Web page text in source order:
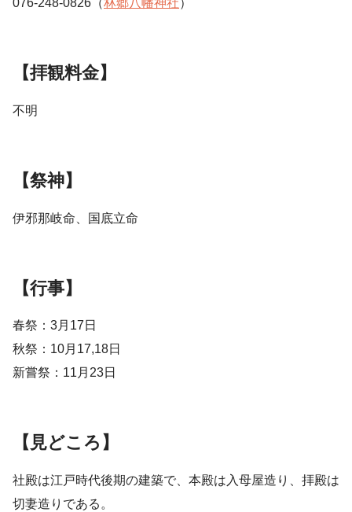
076-248-0826（林郷八幡神社 ）
【拝観料金】
不明
【祭神】
伊邪那岐命、国底立命
【行事】
春祭：3月17日
秋祭：10月17,18日
新嘗祭：11月23日
【見どころ】
社殿は江戸時代後期の建築で、本殿は入母屋造り、拝殿は
切妻造りである。